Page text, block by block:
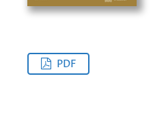
PDF